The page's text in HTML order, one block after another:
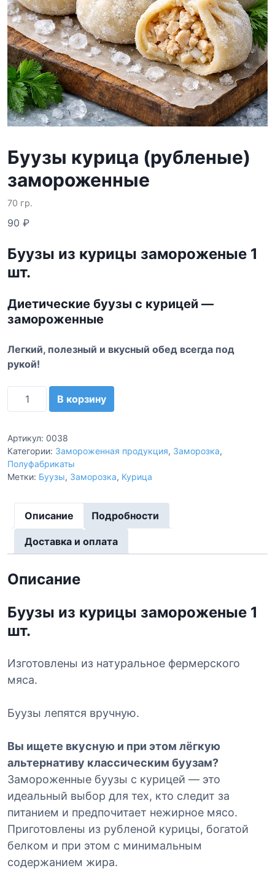
Буузы курица (рубленые)
замороженные
70 гр.
90 ₽
Буузы из курицы замороженые 1
шт.
Диетические буузы с курицей —
замороженные
Легкий, полезный и вкусный обед всегда под
рукой!
о
и
ч
е
с
о
о
а
а
Б
у
ы
у
и
ц
а
(
у
б
л
е
В корзину
Артикул: 0038
Категории: Замороженная продукция, Заморозка,
Полуфабрикаты
Метки: Буузы, Заморозка, Курица
Описание Подробности
Доставка и оплата
Описание
Буузы из курицы замороженые 1
шт.
Изготовлены из натуральное фермерского
мяса.
Буузы лепятся вручную.
Вы ищете вкусную и при этом лёгкую
альтернативу классическим буузам?
Замороженные буузы с курицей — это
идеальный выбор для тех, кто следит за
питанием и предпочитает нежирное мясо.
Приготовлены из рубленой курицы, богатой
белком и при этом с минимальным
содержанием жира.